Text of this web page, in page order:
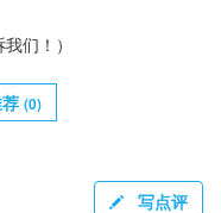
们！）
(0)
写点评